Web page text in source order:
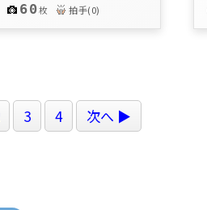
60枚 拍手(0)
3 4 次へ ▶